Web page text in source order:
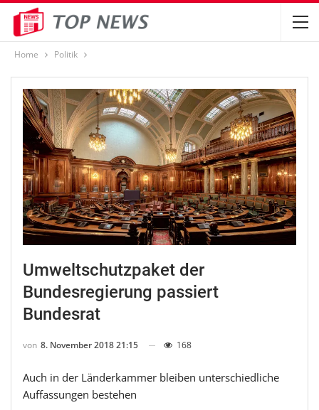
Home Politik
Umweltschutzpaket der
Bundesregierung passiert
Bundesrat
von 8. November 2018 21:15 168
Auch in der Länderkammer bleiben unterschiedliche
Auffassungen bestehen